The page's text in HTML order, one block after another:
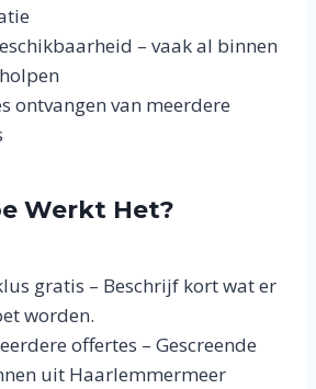
– vaak al binnen
ontvangen van meerdere
Werkt Het?
gratis – Beschrijf kort wat er
worden.
offertes – Gescreende
uit Haarlemmermeer